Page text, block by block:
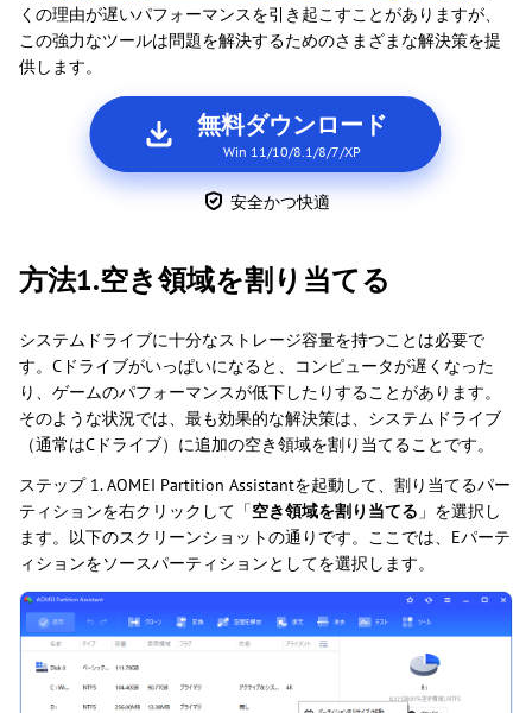
くの理由が遅いパフォーマンスを引き起こすことがありますが、
この強力なツールは問題を解決するためのさまざまな解決策を提
供します。
無料ダウンロード
Win 11/10/8.1/8/7/XP
安全かつ快適
方法1.空き領域を割り当てる
システムドライブに十分なストレージ容量を持つことは必要で
す。Cドライブがいっぱいになると、コンピュータが遅くなった
り、ゲームのパフォーマンスが低下したりすることがあります。
そのような状況では、最も効果的な解決策は、システムドライブ
（通常はCドライブ）に追加の空き領域を割り当てることです。
ステップ 1. AOMEI Partition Assistantを起動して、割り当てるパー
ティションを右クリックして「空き領域を割り当てる 」を選択し
ます。以下のスクリーンショットの通りです。ここでは、Eパーテ
ィションをソースパーティションとしてを選択します。